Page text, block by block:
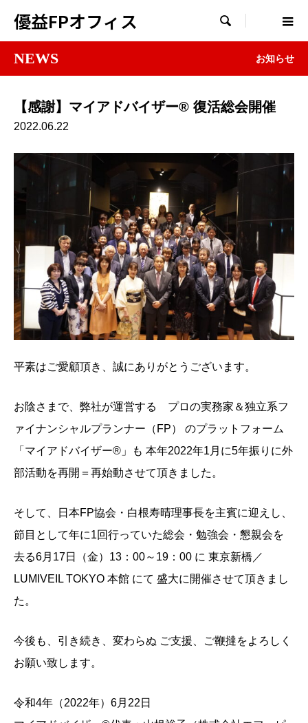
優益FPオフィス 
NEWS お知らせ
【感謝】マイアドバイザー® 復活総会開催
2022.06.22
平素はご愛顧頂き、誠にありがとうございます。
お陰さまで、弊社が運営する プロの実務家＆独立系フ
ァイナンシャルプランナー（FP） のプラットフォーム
「マイアドバイザー®」も 本年2022年1月に5年振りに外
部活動を再開＝再始動させて頂きました。
そして、日本FP協会・白根寿晴理事長を主賓に迎えし、
節目として年に1回行っていた総会・勉強会・懇親会を
去る6月17日（金） 13：00～19：00 に 東京新橋／
LUMIVEIL TOKYO 本館 にて 盛大に開催させて頂きまし
た。
今後も、引き続き、変わらぬ ご支援、ご鞭撻をよろしく
お願い致します。
令和4年（2022年）6月22日